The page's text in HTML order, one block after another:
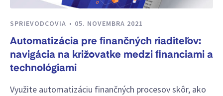
SPRIEVODCOVIA 05. NOVEMBRA 2021
Automatizácia pre finančných riaditeľov:
navigácia na križovatke medzi financiami a
technológiami
Využite automatizáciu finančných procesov skôr, ako